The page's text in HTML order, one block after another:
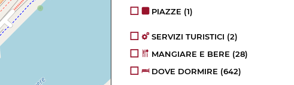
PIAZZE (1)
SERVIZI TURISTICI (2)
MANGIARE E BERE (28)
DOVE DORMIRE (642)